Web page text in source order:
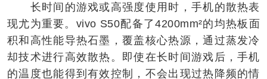
长时间的游戏或高强度使用时，手机的散热表
现尤为重要。vivo S50配备了4200mm²的均热板面
积和高性能导热石墨，覆盖核心热源，通过蒸发冷
却技术进行高效散热。即使在长时间游戏后，手机
的温度也能得到有效控制，不会出现过热降频的情